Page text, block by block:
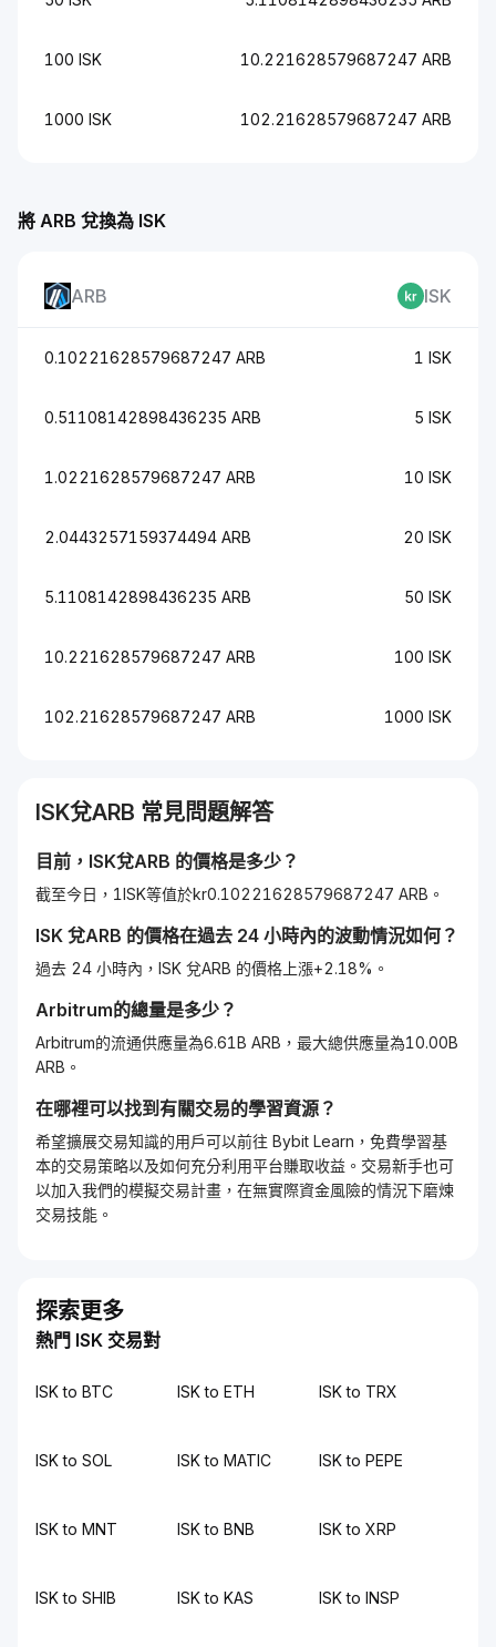
將 ARB 兌換為 ISK
ARB ISK
0.10221628579687247 ARB 1 ISK
0.51108142898436235 ARB 5 ISK
1.0221628579687247 ARB 10 ISK
2.0443257159374494 ARB 20 ISK
5.1108142898436235 ARB 50 ISK
10.221628579687247 ARB 100 ISK
102.21628579687247 ARB 1000 ISK
100 ISK 10.221628579687247 ARB
1000 ISK 102.21628579687247 ARB
ISK兌ARB 常見問題解答
目前， ISK兌ARB 的價格是多少？
截至今日，1ISK等值於kr0.10221628579687247 ARB。
ISK 兌ARB 的價格在過去 24 小時內的波動情況如何？
過去 24 小時內，ISK 兌ARB 的價格上漲+2.18%。
Arbitrum的總量是多少？
Arbitrum的流通供應量為6.61B ARB，最大總供應量為10.00B
ARB。
在哪裡可以找到有關交易的學習資源？
希望擴展交易知識的用戶可以前往 Bybit Learn，免費學習基
本的交易策略以及如何充分利用平台賺取收益。交易新手也可
以加入我們的模擬交易計畫，在無實際資金風險的情況下磨煉
交易技能。
探索更多
熱門 ISK 交易對
ISK to BTC ISK to ETH ISK to TRX
ISK to SOL ISK to MATIC ISK to PEPE
ISK to MNT ISK to BNB ISK to XRP
ISK to SHIB ISK to KAS ISK to INSP